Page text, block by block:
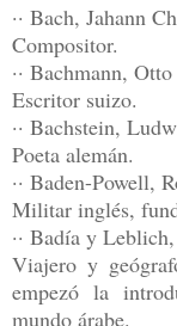
·· Bach, Jahann
Compositor.
·· Bachmann, Otto
Escritor suizo.
·· Bachstein,
Poeta alemán.
·· Baden-Powell,
Militar inglés,
·· Badía y
Viajero y
empezó la
mundo árabe.